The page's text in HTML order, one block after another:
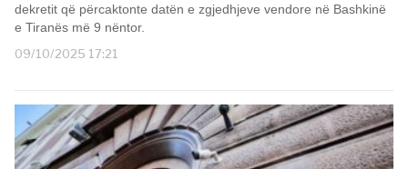
dekretit që përcaktonte datën e zgjedhjeve vendore në Bashkinë
e Tiranës më 9 nëntor.
09/10/2025 17:21